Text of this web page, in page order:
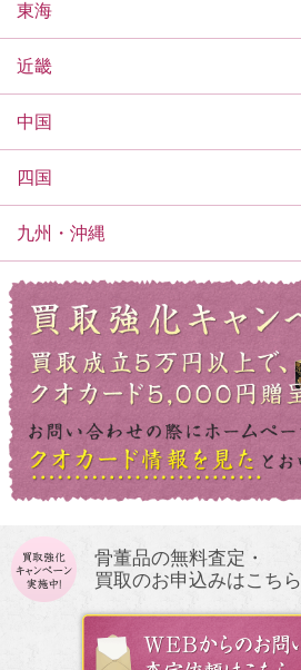
東海
近畿
中国
四国
九州・沖縄
骨董品の無料査定・
買取のお申込みはこちら